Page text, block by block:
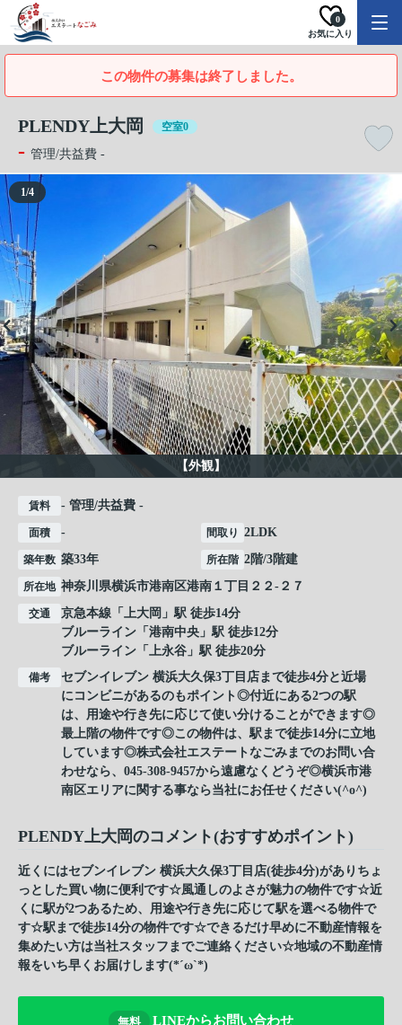
お気に入り
0
この物件の募集は終了しました。
PLENDY上大岡 空室0
- 管理/共益費 -
【外観】
1/4
賃料 - 管理/共益費 -
面積 - 間取り 2LDK
築年数 築33年 所在階 2階/3階建
所在地 神奈川県横浜市港南区港南 １丁目２２-２７
交通 京急本線 「 上大岡 」駅 徒歩14分
ブルーライン 「 港南中央 」駅 徒歩12分
ブルーライン 「 上永谷 」駅 徒歩20分
備考
セブンイレブン 横浜大久保3丁目店まで徒歩4分と近場
にコンビニがあるのもポイント◎付近にある2つの駅
は、用途や行き先に応じて使い分けることができます◎
最上階の物件です◎この物件は、駅まで徒歩14分に立地
しています◎株式会社エステートなごみまでのお問い合
わせなら、045-308-9457から遠慮なくどうぞ◎横浜市港
南区エリアに関する事なら当社にお任せください(^o^)
PLENDY上大岡のコメント(おすすめポイント)
近くにはセブンイレブン 横浜大久保3丁目店(徒歩4分)がありちょ
っとした買い物に便利です☆風通しのよさが魅力の物件です☆近
くに駅が2つあるため、用途や行き先に応じて駅を選べる物件で
す☆駅まで徒歩14分の物件です☆できるだけ早めに不動産情報を
集めたい方は当社スタッフまでご連絡ください☆地域の不動産情
報をいち早くお届けします(*´ω`*)
無料 LINEからお問い合わせ